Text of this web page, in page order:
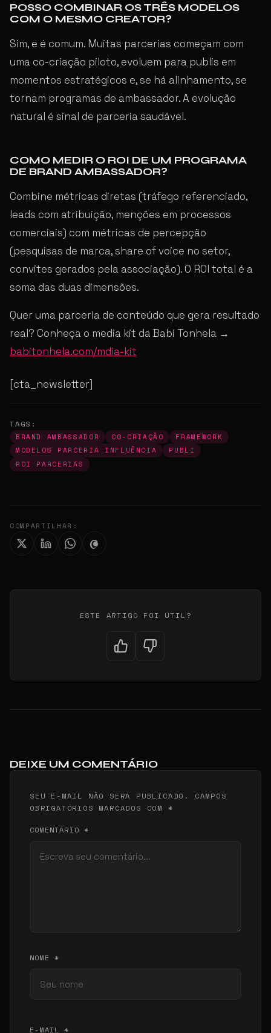
POSSO COMBINAR OS TRÊS MODELOS
COM O MESMO CREATOR?
Sim, e é comum. Muitas parcerias começam com
uma co-criação piloto, evoluem para publis em
momentos estratégicos e, se há alinhamento, se
tornam programas de ambassador. A evolução
natural é sinal de parceria saudável.
COMO MEDIR O ROI DE UM PROGRAMA
DE BRAND AMBASSADOR?
Combine métricas diretas (tráfego referenciado,
leads com atribuição, menções em processos
comerciais) com métricas de percepção
(pesquisas de marca, share of voice no setor,
convites gerados pela associação). O ROI total é a
soma das duas dimensões.
Quer uma parceria de conteúdo que gera resultado
real? Conheça o media kit da Babi Tonhela →
babitonhela.com/mdia-kit
[cta_newsletter]
TAGS:
BRAND AMBASSADOR CO-CRIAÇÃO
FRAMEWORK
MODELOS PARCERIA INFLUÊNCIA
PUBLI
ROI PARCERIAS
COMPARTILHAR:
ESTE ARTIGO FOI ÚTIL?
DEIXE UM COMENTÁRIO
SEU E-MAIL NÃO SERÁ PUBLICADO. CAMPOS
OBRIGATÓRIOS MARCADOS COM *
COMENTÁRIO *
NOME *
E-MAIL *